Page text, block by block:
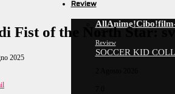
Review
AllAnime!Cibo!
Review
SOCCER KID
Fist of the North Star:
2025